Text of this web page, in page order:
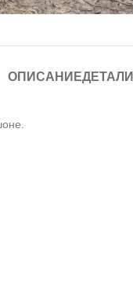
ОПИСАНИЕДЕТАЛИ